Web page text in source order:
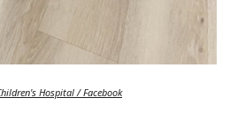
Hospital / Facebook